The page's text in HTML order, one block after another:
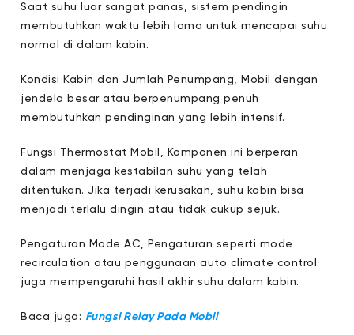
Saat suhu luar sangat panas, sistem pendingin
membutuhkan waktu lebih lama untuk mencapai suhu
normal di dalam kabin.
Kondisi Kabin dan Jumlah Penumpang, Mobil dengan
jendela besar atau berpenumpang penuh
membutuhkan pendinginan yang lebih intensif.
Fungsi Thermostat Mobil, Komponen ini berperan
dalam menjaga kestabilan suhu yang telah
ditentukan. Jika terjadi kerusakan, suhu kabin bisa
menjadi terlalu dingin atau tidak cukup sejuk.
Pengaturan Mode AC, Pengaturan seperti mode
recirculation atau penggunaan auto climate control
juga mempengaruhi hasil akhir suhu dalam kabin.
Baca juga: Fungsi Relay Pada Mobil